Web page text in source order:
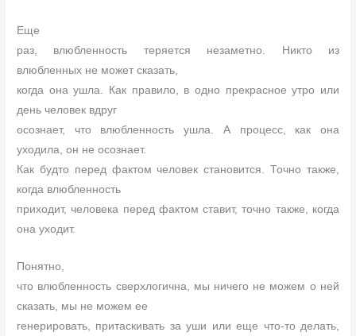
Еще
раз, влюбленность теряется незаметно. Никто из
влюбленных не может сказать,
когда она ушла. Как правило, в одно прекрасное утро или
день человек вдруг
осознает, что влюбленность ушла. А процесс, как она
уходила, он не осознает.
Как будто перед фактом человек становится. Точно также,
когда влюбленность
приходит, человека перед фактом ставит, точно также, когда
она уходит.
Понятно,
что влюбленность сверхлогична, мы ничего не можем о ней
сказать, мы не можем ее
генерировать, притаскивать за уши или еще что-то делать,